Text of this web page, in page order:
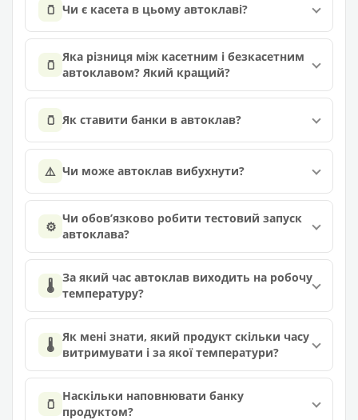
🫙 Чи є касета в цьому автоклаві?
🫙 Яка різниця між касетним і безкасетним
автоклавом? Який кращий?
🫙 Як ставити банки в автоклав?
⚠️ Чи може автоклав вибухнути?
⚙️ Чи обов’язково робити тестовий запуск
автоклава?
🌡️ За який час автоклав виходить на робочу
температуру?
🌡️ Як мені знати, який продукт скільки часу
витримувати і за якої температури?
🫙 Наскільки наповнювати банку
продуктом?